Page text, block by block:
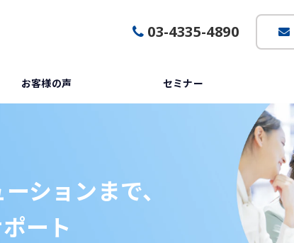
03-4335-4890
お客様の声 セミナー
ションまで、
ート